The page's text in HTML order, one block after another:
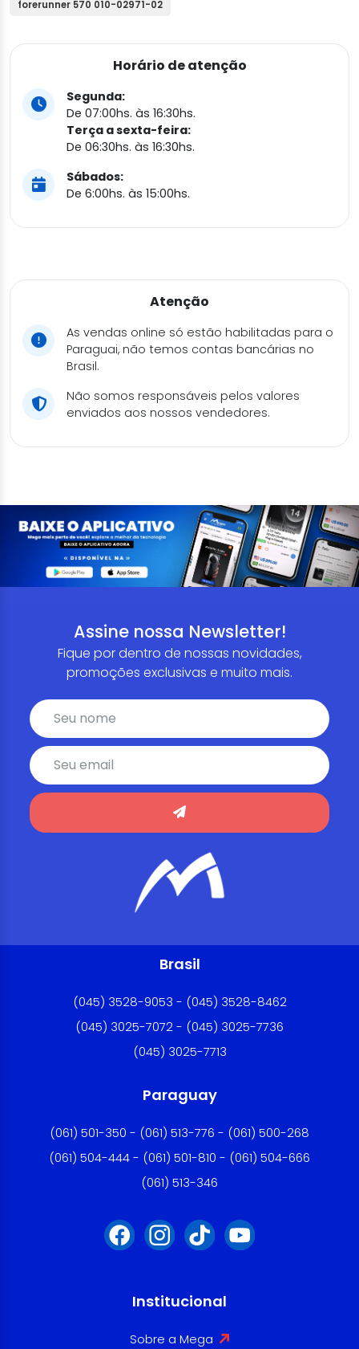
forerunner 570 010-02971-02
Horário de atenção
Segunda:
De 07:00hs. às 16:30hs.
Terça a sexta-feira:
De 06:30hs. às 16:30hs.
Sábados:
De 6:00hs. às 15:00hs.
Atenção
As vendas online só estão habilitadas para o
Paraguai, não temos contas bancárias no
Brasil.
Não somos responsáveis pelos valores
enviados aos nossos vendedores.
Assine nossa Newsletter!
Fique por dentro de nossas novidades,
promoções exclusivas e muito mais.
Brasil
(045) 3528-9053 - (045) 3528-8462
(045) 3025-7072 - (045) 3025-7736
(045) 3025-7713
Paraguay
(061) 501-350 - (061) 513-776 - (061) 500-268
(061) 504-444 - (061) 501-810 - (061) 504-666
(061) 513-346
Institucional
Sobre a Mega